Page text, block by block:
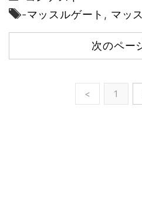
-マッスルゲート , マッ
次のペー
< 1